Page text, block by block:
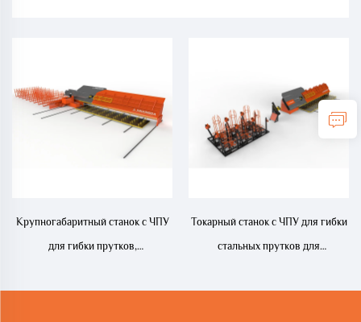
Крупногабаритный станок с ЧПУ
для гибки прутков,
в строительной области
Токарный станок с ЧПУ для гибки
стальных прутков для